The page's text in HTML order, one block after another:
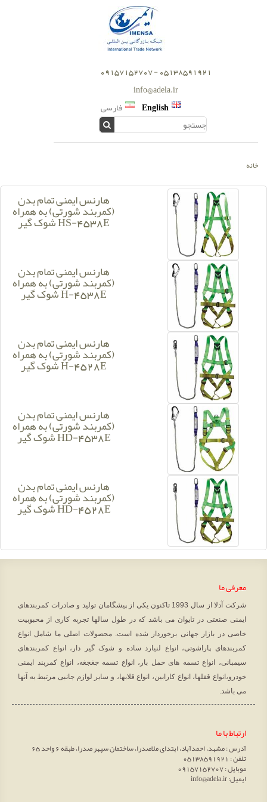
05138591921 - 09157152707
info@adela.ir
English
فارسی
خانه
هارنس ایمنی تمام بدن
(کمربند شورتی) به همراه
شوک گیر HS-4538E
هارنس ایمنی تمام بدن
(کمربند شورتی) به همراه
شوک گیر H-4538E
هارنس ایمنی تمام بدن
(کمربند شورتی) به همراه
شوک گیر H-4528E
هارنس ایمنی تمام بدن
(کمربند شورتی) به همراه
شوک گیر HD-4538E
هارنس ایمنی تمام بدن
(کمربند شورتی) به همراه
شوک گیر HD-4528E
معرفی ما
شرکت آدلا از سال 1993 تاکنون یکی از پیشگامان تولید و صادرات کمربندهای
ایمنی صنعتی در تایوان می باشد که در طول سالها تجربه کاری از محبوبیت
خاصی در بازار جهانی برخوردار شده است. محصولات اصلی ما شامل انواع
کمربندهای پاراشوتی، انواع لنیارد ساده و شوک گیر دار، انواع کمربندهای
سیمبانی، انواع تسمه های حمل بار، انواع تسمه جغجغه، انواع کمربند ایمنی
خودرو،انواع قفلها، انواع کارابین، انواع قلابها، و سایر لوازم جانبی مرتبط به آنها
می باشد.
ارتباط با ما
آدرس : مشهد، احمدآباد، ابتدای ملاصدرا، ساختمان سپهر صدرا، طبقه 6 واحد 65
تلفن : 05138591921
موبایل : 09157152707
ایمیل: info@adela.ir